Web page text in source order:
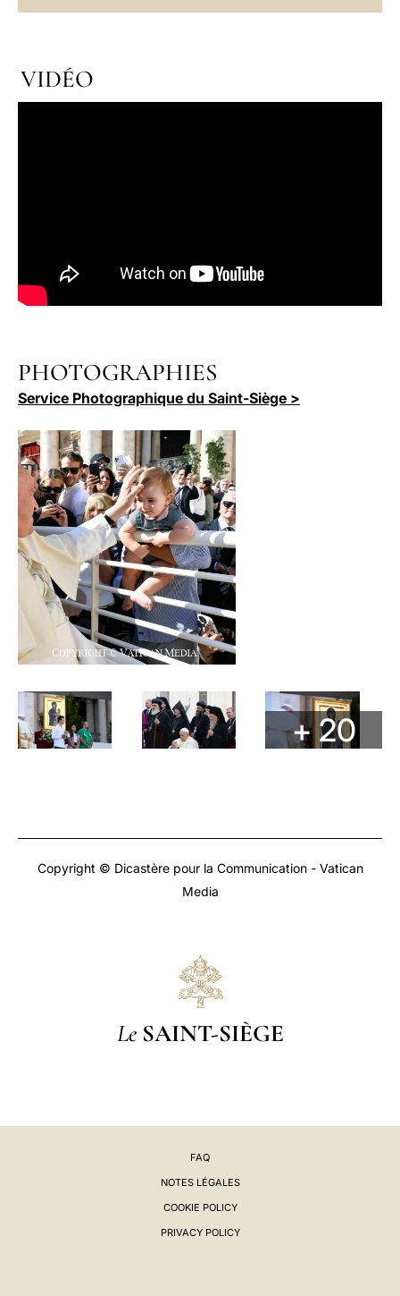
VIDÉO
PHOTOGRAPHIES
Service Photographique du Saint-Siège >
+ 20
Copyright © Dicastère pour la Communication - Vatican
Media
Le SAINT-SIÈGE
FAQ
NOTES LÉGALES
COOKIE POLICY
PRIVACY POLICY